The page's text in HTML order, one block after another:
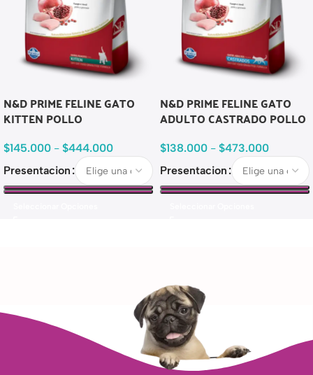
N&D PRIME FELINE GATO
KITTEN POLLO
$145.000 - $444.000
Presentacion
N&D PRIME FELINE GATO
ADULTO CASTRADO POLLO
$138.000 - $473.000
Presentacion